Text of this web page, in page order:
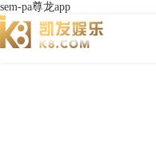
sem-pa尊龙app